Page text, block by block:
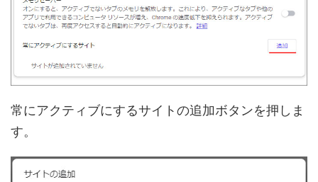
常にアクティブにするサイトの追加ボタンを押しま
す。